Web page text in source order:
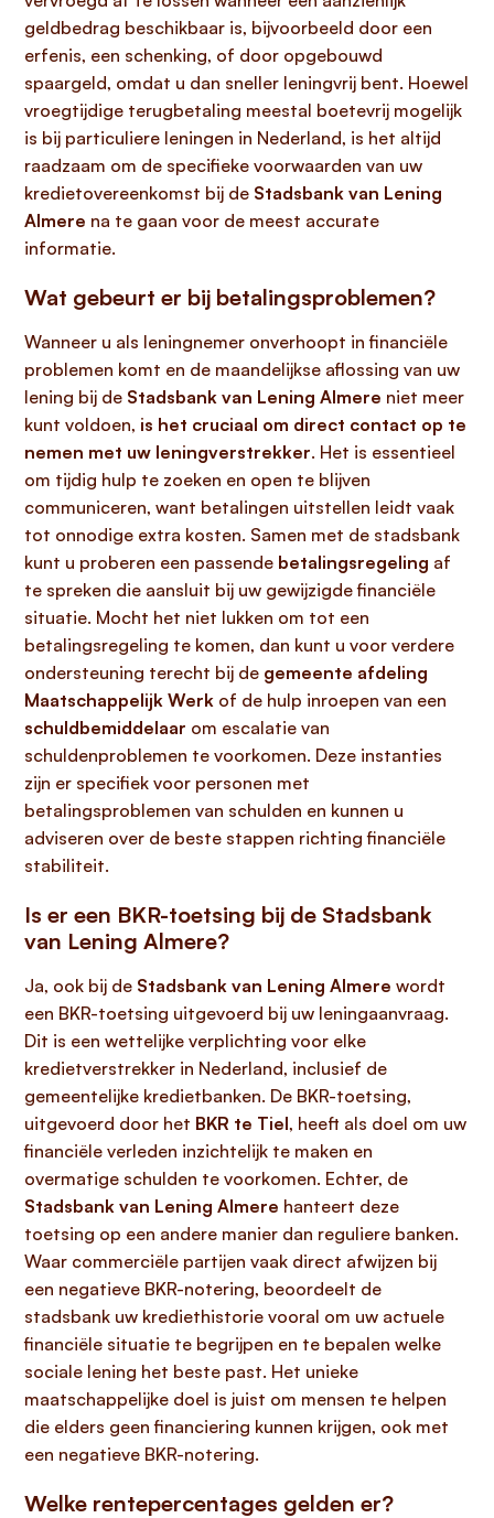
geldbedrag beschikbaar is, bijvoorbeeld door een
erfenis, een schenking, of door opgebouwd
spaargeld, omdat u dan sneller leningvrij bent. Hoewel
vroegtijdige terugbetaling meestal boetevrij mogelijk
is bij particuliere leningen in Nederland, is het altijd
raadzaam om de specifieke voorwaarden van uw
kredietovereenkomst bij de Stadsbank van Lening
Almere na te gaan voor de meest accurate
informatie.
Wat gebeurt er bij betalingsproblemen?
Wanneer u als leningnemer onverhoopt in financiële
problemen komt en de maandelijkse aflossing van uw
lening bij de Stadsbank van Lening Almere niet meer
kunt voldoen, is het cruciaal om direct contact op te
nemen met uw leningverstrekker. Het is essentieel
om tijdig hulp te zoeken en open te blijven
communiceren, want betalingen uitstellen leidt vaak
tot onnodige extra kosten. Samen met de stadsbank
kunt u proberen een passende betalingsregeling af
te spreken die aansluit bij uw gewijzigde financiële
situatie. Mocht het niet lukken om tot een
betalingsregeling te komen, dan kunt u voor verdere
ondersteuning terecht bij de gemeente afdeling
Maatschappelijk Werk of de hulp inroepen van een
schuldbemiddelaar om escalatie van
schuldenproblemen te voorkomen. Deze instanties
zijn er specifiek voor personen met
betalingsproblemen van schulden en kunnen u
adviseren over de beste stappen richting financiële
stabiliteit.
Is er een BKR-toetsing bij de Stadsbank
van Lening Almere?
Ja, ook bij de Stadsbank van Lening Almere wordt
een BKR-toetsing uitgevoerd bij uw leningaanvraag.
Dit is een wettelijke verplichting voor elke
kredietverstrekker in Nederland, inclusief de
gemeentelijke kredietbanken. De BKR-toetsing,
uitgevoerd door het BKR te Tiel, heeft als doel om uw
financiële verleden inzichtelijk te maken en
overmatige schulden te voorkomen. Echter, de
Stadsbank van Lening Almere hanteert deze
toetsing op een andere manier dan reguliere banken.
Waar commerciële partijen vaak direct afwijzen bij
een negatieve BKR-notering, beoordeelt de
stadsbank uw krediethistorie vooral om uw actuele
financiële situatie te begrijpen en te bepalen welke
sociale lening het beste past. Het unieke
maatschappelijke doel is juist om mensen te helpen
die elders geen financiering kunnen krijgen, ook met
een negatieve BKR-notering.
Welke rentepercentages gelden er?